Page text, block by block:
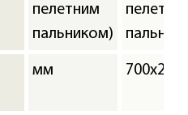
пелетним
пальником)
мм 700х250